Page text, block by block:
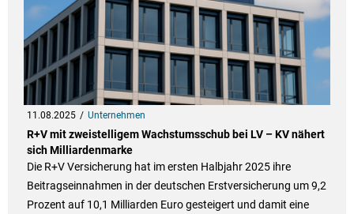
11.08.2025 Unternehmen
R+V mit zweistelligem Wachstumsschub bei LV – KV nähert
sich Milliardenmarke
Die R+V Versicherung hat im ersten Halbjahr 2025 ihre
Beitragseinnahmen in der deutschen Erstversicherung um 9,2
Prozent auf 10,1 Milliarden Euro gesteigert und damit eine